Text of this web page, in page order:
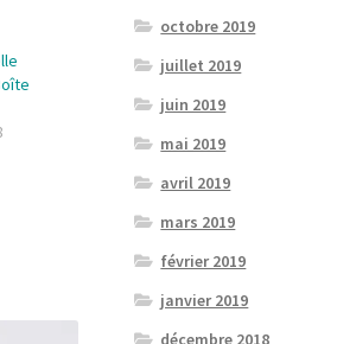
octobre 2019
juillet 2019
juin 2019
mai 2019
avril 2019
mars 2019
février 2019
janvier 2019
décembre 2018